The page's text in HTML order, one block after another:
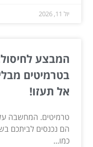
יול 11, 2026
המבצע
בטרמיטים
אל תעזו!
טרמיטים. המחשבה
הם נכנסים לביתכם
כמו...